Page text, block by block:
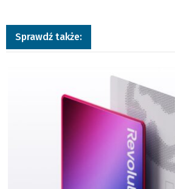
Sprawdź także: